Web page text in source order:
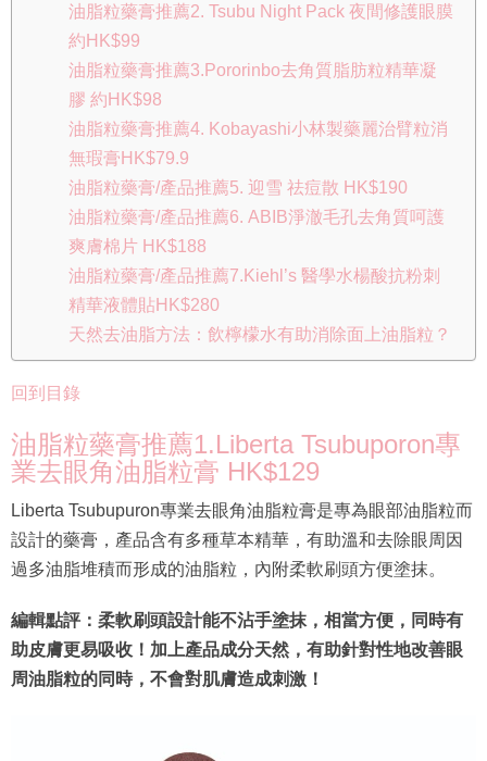
油脂粒藥膏推薦2. Tsubu Night Pack 夜間修護眼膜
約HK$99
油脂粒藥膏推薦3.Pororinbo去角質脂肪粒精華凝
膠 約HK$98
油脂粒藥膏推薦4. Kobayashi小林製藥麗治臂粒消
無瑕膏HK$79.9
油脂粒藥膏/產品推薦5. 迎雪 祛痘散 HK$190
油脂粒藥膏/產品推薦6. ABIB淨澈毛孔去角質呵護
爽膚棉片 HK$188
油脂粒藥膏/產品推薦7.Kiehl’s 醫學水楊酸抗粉刺
精華液體貼HK$280
天然去油脂方法：飲檸檬水有助消除面上油脂粒？
回到目錄
油脂粒藥膏推薦1.Liberta Tsubuporon專
業去眼角油脂粒膏 HK$129
Liberta Tsubupuron專業去眼角油脂粒膏是專為眼部油脂粒而
設計的藥膏，產品含有多種草本精華，有助溫和去除眼周因
過多油脂堆積而形成的油脂粒，內附柔軟刷頭方便塗抹。
編輯點評：柔軟刷頭設計能不沾手塗抹，相當方便，同時有
助皮膚更易吸收！加上產品成分天然，有助針對性地改善眼
周油脂粒的同時，不會對肌膚造成刺激！